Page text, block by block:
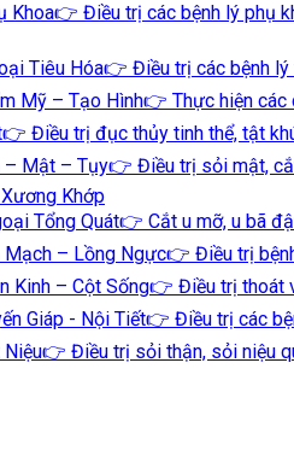
Khoa👉 Điều trị các bệnh lý phụ
Tiêu Hóa👉 Điều trị các bệnh lý
Mỹ – Tạo Hình👉 Thực hiện các
👉 Điều trị đục thủy tinh thể, tật
– Mật – Tụy👉 Điều trị sỏi mật,
Khớp
Tổng Quát👉 Cắt u mỡ, u bã
– Lồng Ngực👉 Điều trị
Kinh – Cột Sống👉 Điều trị thoát
Giáp - Nội Tiết👉 Điều trị các
Niệu👉 Điều trị sỏi thận, sỏi niệu